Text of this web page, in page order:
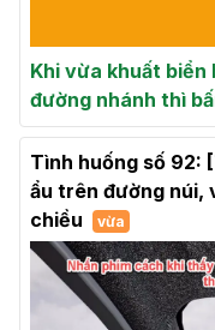
Khi vừa khuất biển
đường nhánh thì
Tình huống số 92:
ẩu trên đường núi,
chiều
vừa